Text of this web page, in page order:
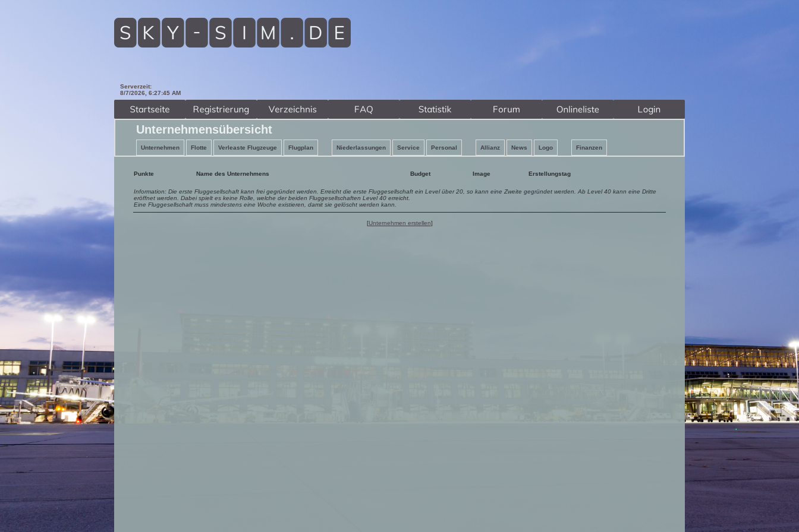
Serverzeit:
8/7/2026, 6:27:46 AM
Unternehmensübersicht
Unternehmen Flotte Verleaste Flugzeuge Flugplan Niederlassungen Service Personal Allianz News Logo Finanzen
Punkte Name des Unternehmens Budget Image Erstellungstag
Information: Die erste Fluggesellschaft kann frei gegründet werden. Erreicht die erste Fluggesellschaft ein Level über 20, so kann eine Zweite gegründet werden. Ab Level 40 kann eine Dritte
eröffnet werden. Dabei spielt es keine Rolle, welche der beiden Fluggesellschaften Level 40 erreicht.
Eine Fluggesellschaft muss mindestens eine Woche existieren, damit sie gelöscht werden kann.
[Unternehmen erstellen]